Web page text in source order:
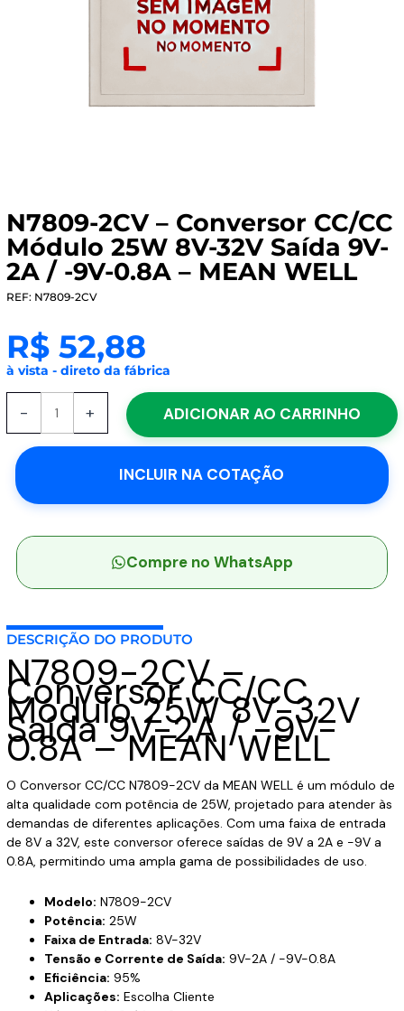
N7809-2CV – Conversor CC/CC
Módulo 25W 8V-32V Saída 9V-
2A / -9V-0.8A – MEAN WELL
REF: N7809-2CV
R$52,88
à vista - direto da fábrica
-
Conversor
CC/CC
Módulo
8V-
Saída
/
-9V-
0.8A
-
MEAN
WELL
quantidade
+ ADICIONAR AO CARRINHO
INCLUIR NA COTAÇÃO
Compre no WhatsApp
DESCRIÇÃO DO PRODUTO
N7809-2CV –
Conversor CC/CC
Módulo 25W 8V-32V
Saída 9V-2A / -9V-
0.8A – MEAN WELL
O Conversor CC/CC N7809-2CV da MEAN WELL é um módulo de
alta qualidade com potência de 25W, projetado para atender às
demandas de diferentes aplicações. Com uma faixa de entrada
de 8V a 32V, este conversor oferece saídas de 9V a 2A e -9V a
0.8A, permitindo uma ampla gama de possibilidades de uso.
Modelo: N7809-2CV
Potência: 25W
Faixa de Entrada: 8V-32V
Tensão e Corrente de Saída: 9V-2A / -9V-0.8A
Eficiência: 95%
Aplicações: Escolha Cliente